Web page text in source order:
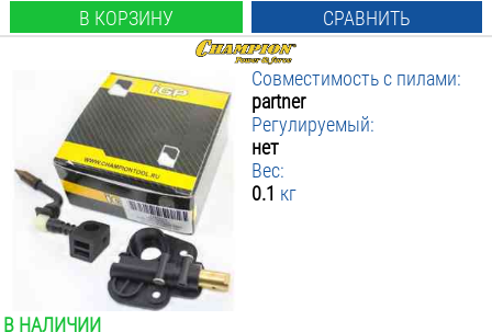
В КОРЗИНУ СРАВНИТЬ
Совместимость с пилами:
partner
Регулируемый:
нет
Вес:
0.1 кг
В НАЛИЧИИ